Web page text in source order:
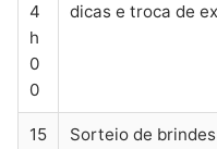
4
h
0
0
dicas e troca de
15
Sorteio de